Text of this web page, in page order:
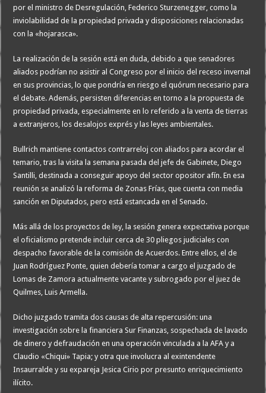
por el ministro de Desregulación, Federico Sturzenegger, como la
inviolabilidad de la propiedad privada y disposiciones relacionadas
con la «hojarasca».
La realización de la sesión está en duda, debido a que senadores
aliados podrían no asistir al Congreso por el inicio del receso invernal
en sus provincias, lo que pondría en riesgo el quórum necesario para
el debate. Además, persisten diferencias en torno a la propuesta de
propiedad privada, especialmente en lo referido a la venta de tierras
a extranjeros, los desalojos exprés y las leyes ambientales.
Bullrich mantiene contactos contrarreloj con aliados para acordar el
temario, tras la visita la semana pasada del jefe de Gabinete, Diego
Santilli, destinada a conseguir apoyo del sector opositor afín. En esa
reunión se analizó la reforma de Zonas Frías, que cuenta con media
sanción en Diputados, pero está estancada en el Senado.
Más allá de los proyectos de ley, la sesión genera expectativa porque
el oficialismo pretende incluir cerca de 30 pliegos judiciales con
despacho favorable de la comisión de Acuerdos. Entre ellos, el de
Juan Rodríguez Ponte, quien debería tomar a cargo el juzgado de
Lomas de Zamora actualmente vacante y subrogado por el juez de
Quilmes, Luis Armella.
Dicho juzgado tramita dos causas de alta repercusión: una
investigación sobre la financiera Sur Finanzas, sospechada de lavado
de dinero y defraudación en una operación vinculada a la AFA y a
Claudio «Chiqui» Tapia; y otra que involucra al exintendente
Insaurralde y su expareja Jesica Cirio por presunto enriquecimiento
ilícito.